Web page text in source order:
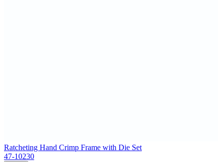
Ratcheting Hand Crimp Frame with Die Set
47-10230